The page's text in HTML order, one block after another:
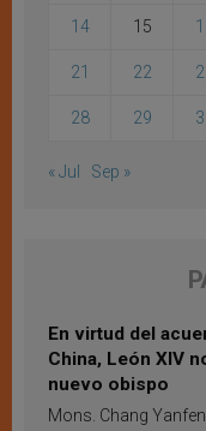
14 15
21 22
28 29
« Jul Sep »
En virtud del
China, León XIV
nuevo obispo
Mons. Chang